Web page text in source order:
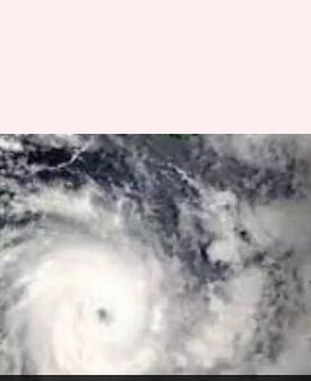
AP Rains: తూర్పు
వాయుగుండం
మత్స్యకారులకు
వ్రాసిన వారు Jayachandra Akuri Oct 21, 2024
ఈ వార్తాకథనం ఏంటి